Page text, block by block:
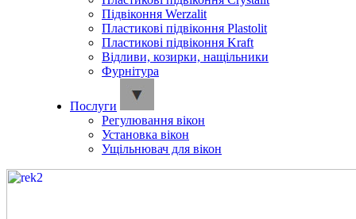
Підвіконня Werzalit
Пластикові підвіконня Plastolit
Пластикові підвіконня Kraft
Відливи, козирки, нащільники
Фурнітура
Послуги
Регулювання вікон
Установка вікон
Ущільнювач для вікон